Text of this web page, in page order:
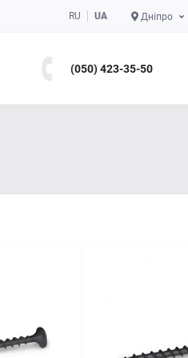
RU UA Дніпро
(050) 423-35-50